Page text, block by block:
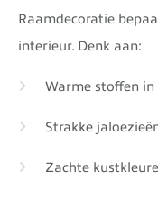
Raamdecoratie
interieur. Denk aan:
Warme stoffen in
Strakke
Zachte